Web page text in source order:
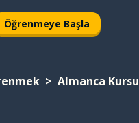
Öğrenmeye Başla
Almanca Kursu